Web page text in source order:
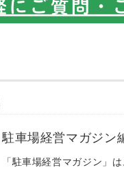
駐車場経営マガジン
「駐車場経営マガジン」